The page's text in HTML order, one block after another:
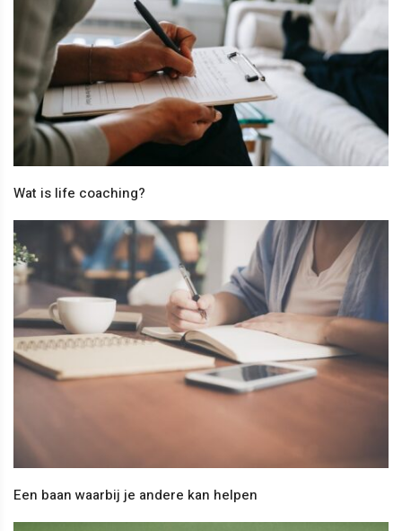
Wat is life coaching?
Een baan waarbij je andere kan helpen